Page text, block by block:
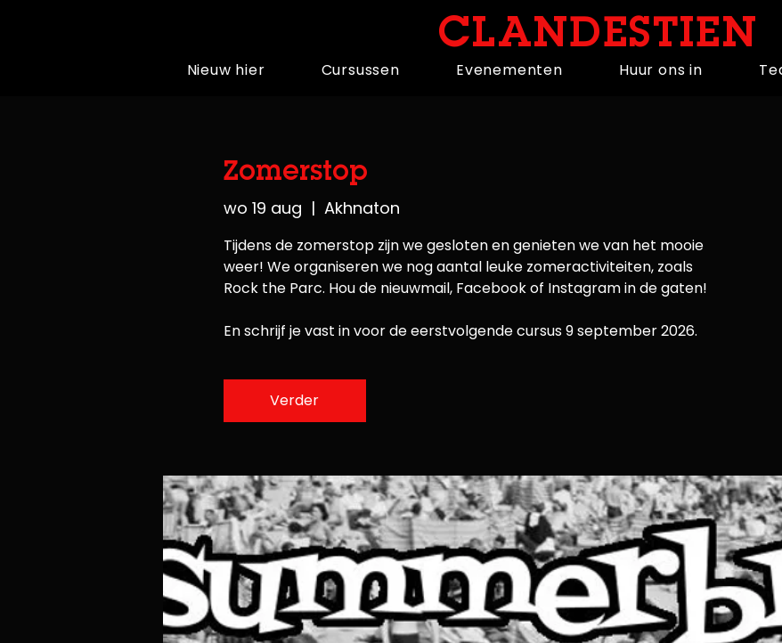
Nieuw hier Cursussen Evenementen Huur ons in
CLANDESTIEN
Zomerstop
wo 19 aug
  |
Akhnaton
Tijdens de zomerstop zijn we gesloten en genieten we van het mooie
weer! We organiseren we nog aantal leuke zomeractiviteiten, zoals
Rock the Parc. Hou de nieuwmail, Facebook of Instagram in de gaten!
En schrijf je vast in voor de eerstvolgende cursus 9 september 2026.
Verder